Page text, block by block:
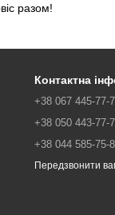
разом!
Контактна
+38 067 445-77-
+38 050 443-77-
+38 044 585-75-
Передзвонити